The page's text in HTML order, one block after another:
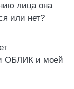
лица она
или нет?
ОБЛИК и моей